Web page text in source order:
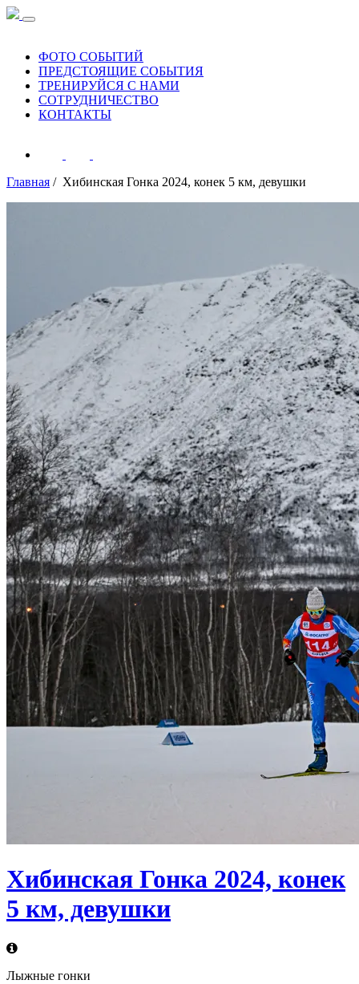
ФОТО СОБЫТИЙ
ПРЕДСТОЯЩИЕ СОБЫТИЯ
ТРЕНИРУЙСЯ С НАМИ
СОТРУДНИЧЕСТВО
КОНТАКТЫ
Главная / Хибинская Гонка 2024, конек 5 км, девушки
Хибинская Гонка 2024, конек
5 км, девушки
Лыжные гонки